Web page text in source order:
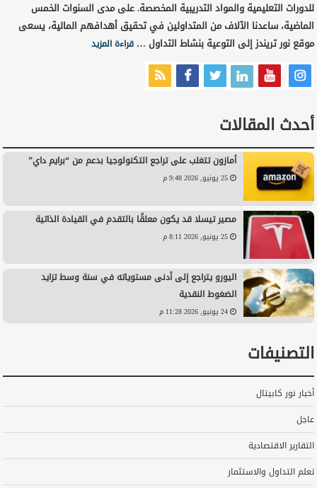
للدورات التعليمية والمواد التدريبية المخصصة. على مدى السنوات الخمس
الماضية، ساعدنا الآلاف من المتداولين في تحقيق أهدافهم المالية، يسعى
موقع نور تريندز إلى التوعية بنشاط التداول …قراءة المزيد
أحدث المقالات
أمازون تتغلب على تراجع التكنولوجيا بدعم من “برايم داي”
25 يونيو, 2026 9:48 م
مصير تيسلا قد يكون معلقًا بالتقدم في القيادة الذاتية
25 يونيو, 2026 8:11 م
اليورو يتراجع إلى أدنى مستوياته في سنة وسط تزايد
الضغوط النقدية
24 يونيو, 2026 11:28 م
التصنيفات
أخبار نور كابيتال
عاجل
التقارير الاقتصادية
تعلم التداول والاستثمار